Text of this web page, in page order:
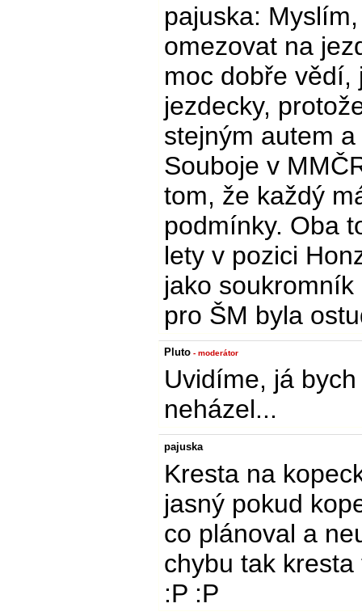
pajuska:
omezovat na
moc dobře vědí,
jezdecky,
stejným autem
Souboje v
tom, že každý
podmínky. Oba
lety v pozici
jako
pro ŠM byla
Pluto - moderátor
Uvidíme, já
neházel...
pajuska
Kresta na
jasný pokud
co plánoval a
chybu tak
:P :P